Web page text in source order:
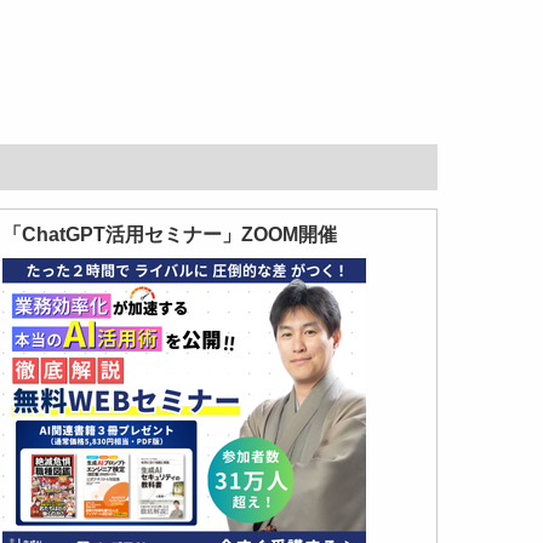
「ChatGPT活用セミナー」ZOOM開催